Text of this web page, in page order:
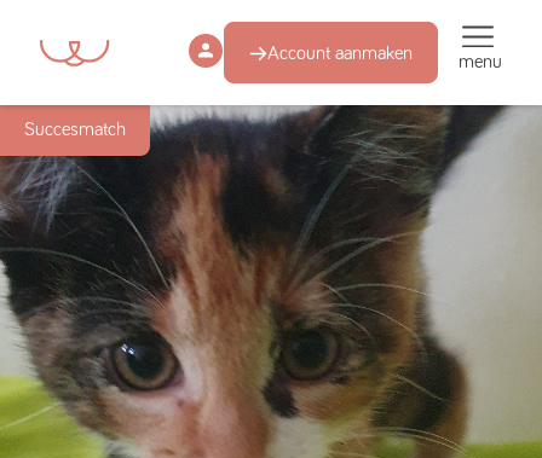
Account aanmaken menu
Succesmatch